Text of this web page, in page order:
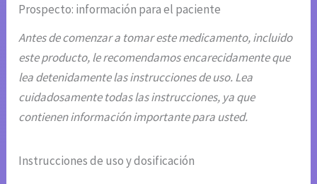
Prospecto: información para el paciente
Antes de comenzar a tomar este medicamento, incluido
este producto, le recomendamos encarecidamente que
lea detenidamente las instrucciones de uso. Lea
cuidadosamente todas las instrucciones, ya que
contienen información importante para usted.
Instrucciones de uso y dosificación